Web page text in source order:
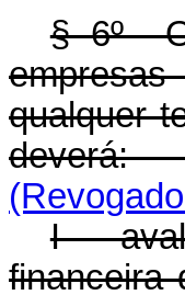
§ 6º O
qualquer
I -
financeira